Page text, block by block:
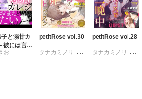
子と溺甘カ
彼には言え
蜜の夜～
お
petitRose vol.30
タナカミノリ
petitRose vol.28
タナカミノリ